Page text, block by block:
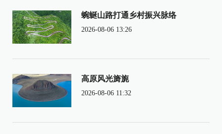
蜿蜒山路打通乡村振兴脉络
2026-08-06 13:26
高原风光旖旎
2026-08-06 11:32